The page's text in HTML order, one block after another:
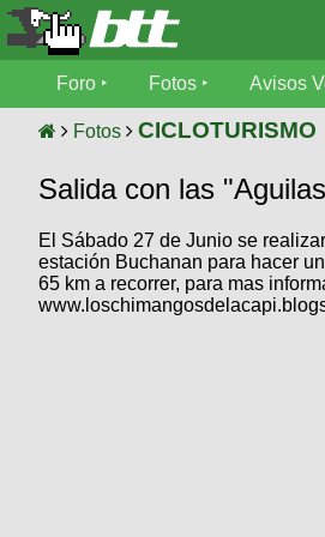
Foro
MecÃ¡nica
Fotos
tu foto
Galeria
Avisos
SUBÃ
BicicleterÃ­
as
Foro Fotos Avisos
Fotos CICLOTURISMO
Salida con las
El Sábado 27 de Junio se
estación Buchanan para hacer
65 km a recorrer, para mas